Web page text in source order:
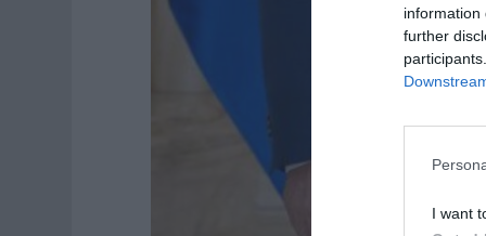
information
further
I want